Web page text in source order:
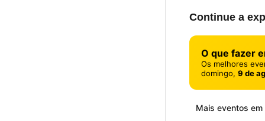
Continue a
O que fazer
Os melhores
domingo, 9 de
Mais eventos em